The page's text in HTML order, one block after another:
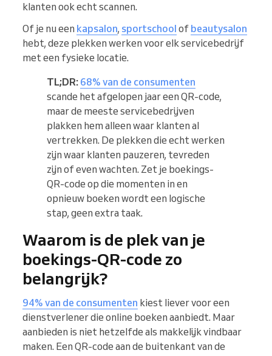
klanten ook echt scannen.
Of je nu een kapsalon, sportschool of beautysalon
hebt, deze plekken werken voor elk servicebedrijf
met een fysieke locatie.
TL;DR: 68% van de consumenten
scande het afgelopen jaar een QR-code,
maar de meeste servicebedrijven
plakken hem alleen waar klanten al
vertrekken. De plekken die echt werken
zijn waar klanten pauzeren, tevreden
zijn of even wachten. Zet je boekings-
QR-code op die momenten in en
opnieuw boeken wordt een logische
stap, geen extra taak.
Waarom is de plek van je
boekings-QR-code zo
belangrijk?
94% van de consumenten kiest liever voor een
dienstverlener die online boeken aanbiedt. Maar
aanbieden is niet hetzelfde als makkelijk vindbaar
maken. Een QR-code aan de buitenkant van de